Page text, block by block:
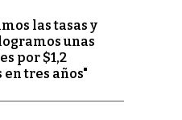
las tasas y
unas
por $1,2
tres años"